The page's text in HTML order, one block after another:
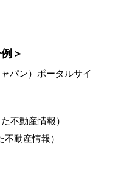
＞
パン）ポータルサイ
不動産情報）
動産情報）